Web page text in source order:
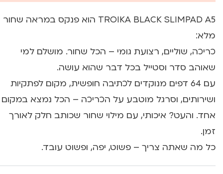
TROIKA BLACK SLIMPAD A5 הוא פנקס במראה שחור
מלא:
כריכה, שוליים, רצועת גומי – הכל שחור. מושלם למי
שאוהב סדר וסטייל בכל דבר שהוא עושה.
עם 64 דפים מנוקדים לכתיבה חופשית, מקום לפתקיות
ושירותים, וסרגל מוטבע על הכריכה – הכל נמצא במקום
אחד. והעט? איכותי, עם מילוי שחור שכותב חלק לאורך
זמן.
כל מה שאתה צריך – פשוט, יפה, ופשוט עובד.